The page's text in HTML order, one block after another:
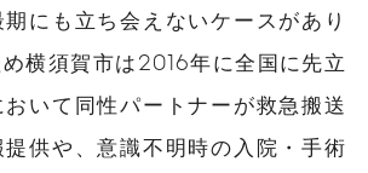
にも立ち会えないケースがあり
横須賀市は2016年に全国に先立
いて同性パートナーが救急搬送
供や、意識不明時の入院・手術